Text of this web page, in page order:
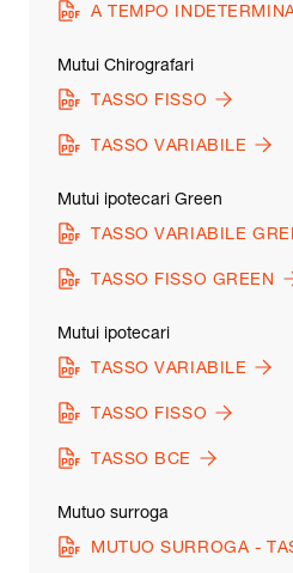
A TEMPO
Mutui Chirografari
TASSO FISSO
TASSO VARIABILE
Mutui ipotecari Green
TASSO VARIABILE
TASSO FISSO GREEN
Mutui ipotecari
TASSO VARIABILE
TASSO FISSO
TASSO BCE
Mutuo surroga
MUTUO SURROGA -